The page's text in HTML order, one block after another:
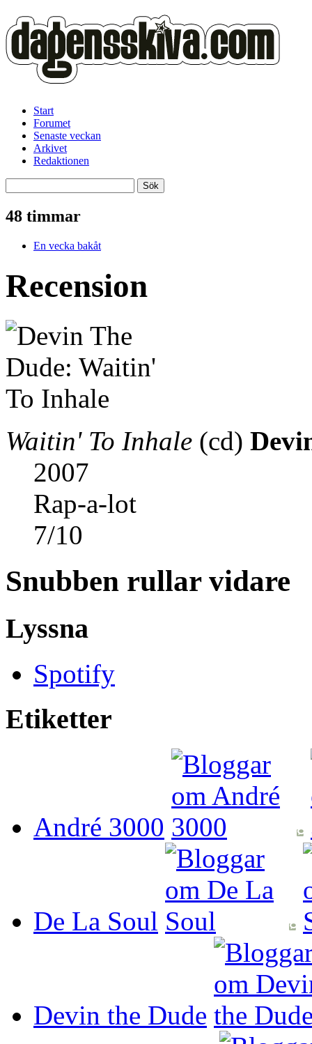
Start
Forumet
Senaste veckan
Arkivet
Redaktionen
48 timmar
En vecka bakåt
Recension
Waitin' To Inhale (cd)
2007
Rap-a-lot
7/10
Snubben rullar vidare
Lyssna
Spotify
Etiketter
André 3000
De La Soul
Devin the Dude